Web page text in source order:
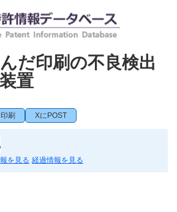
だ印刷の不良検出
置
印刷 XにPOST
を見る 経過情報を見る